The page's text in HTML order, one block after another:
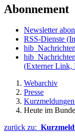
Abonnement
Newsletter
RSS-Dienste
(Externer Link,
Webarchiv
Presse
Heute im
zurück zu: